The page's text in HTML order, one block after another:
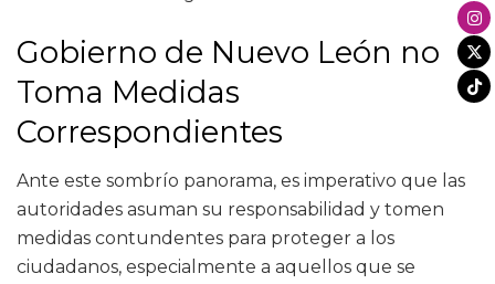
Gobierno de Nuevo León no
Toma Medidas
Correspondientes
Ante este sombrío panorama, es imperativo que las
autoridades asuman su responsabilidad y tomen
medidas contundentes para proteger a los
ciudadanos, especialmente a aquellos que se